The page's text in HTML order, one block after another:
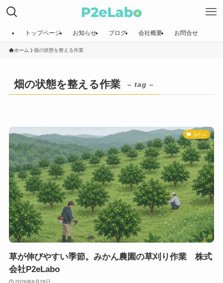
トップページ お知らせ ブログ 会社概要 お問合せ
ホーム 畑の状態を整える作業
畑の状態を整える作業 – tag –
みかん
草が伸びやすい季節。みかん農園の草刈り作業 株式
会社P2eLabo
2026年6月26日